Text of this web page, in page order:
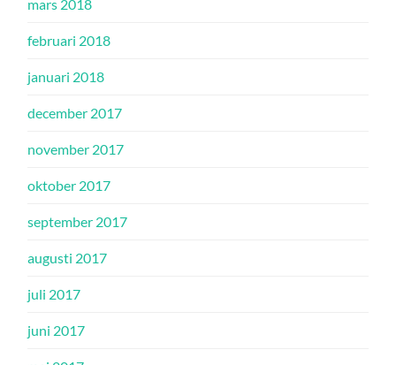
mars 2018
februari 2018
januari 2018
december 2017
november 2017
oktober 2017
september 2017
augusti 2017
juli 2017
juni 2017